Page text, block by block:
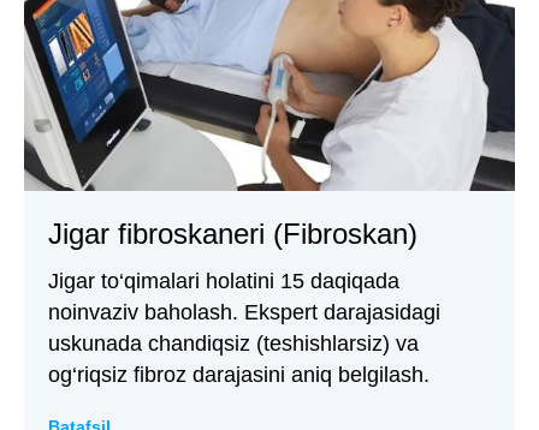
Jigar fibroskaneri (Fibroskan)
Jigar to‘qimalari holatini 15 daqiqada
noinvaziv baholash. Ekspert darajasidagi
uskunada chandiqsiz (teshishlarsiz) va
og‘riqsiz fibroz darajasini aniq belgilash.